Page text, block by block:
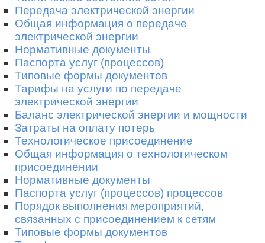
Передача электрической энергии
Общая информация о передаче
электрической энергии
Нормативные документы
Паспорта услуг (процессов)
Типовые формы документов
Тарифы на услуги по передаче
электрической энергии
Баланс электрической энергии и мощности
Затраты на оплату потерь
Технологическое присоединение
Общая информация о технологическом
присоединении
Нормативные документы
Паспорта услуг (процессов) процессов
Порядок выполнения мероприятий,
связанных с присоединением к сетям
Типовые формы документов